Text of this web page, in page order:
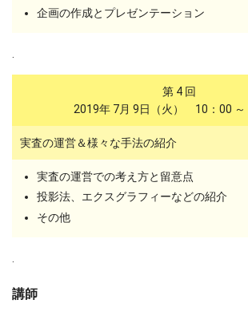
企画の作成とプレゼンテーション
第 4 回
2019年 7月 9日（火） 10：00 ～
実査の運営＆様々な手法の紹介
実査の運営での考え方と留意点
投影法、エクスグラフィーなどの紹介
その他
講師